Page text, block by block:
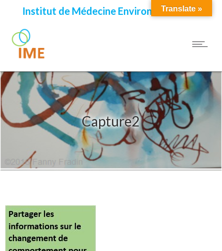
Institut de Médecine Environnementale
Capture2
Translate »